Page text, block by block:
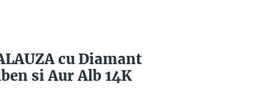
cu Diamant
si Aur Alb 14K